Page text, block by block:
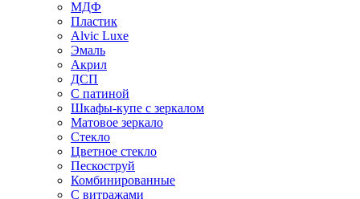
МДФ
Пластик
Alvic Luxe
Эмаль
Акрил
ДСП
С патиной
Шкафы-купе с зеркалом
Матовое зеркало
Стекло
Цветное стекло
Пескоструй
Комбинированные
С витражами